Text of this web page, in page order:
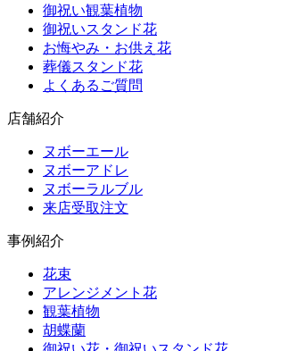
御祝い観葉植物
御祝いスタンド花
お悔やみ・お供え花
葬儀スタンド花
よくあるご質問
店舗紹介
ヌボーエール
ヌボーアドレ
ヌボーラルブル
来店受取注文
事例紹介
花束
アレンジメント花
観葉植物
胡蝶蘭